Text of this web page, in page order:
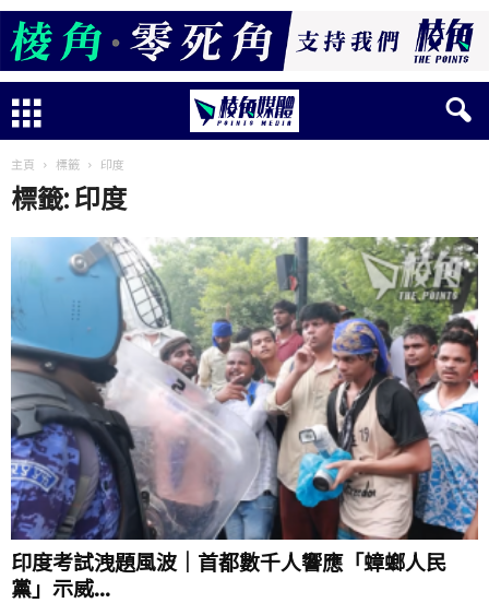
主頁 標籤 印度
標籤: 印度
印度考試洩題風波｜首都數千人響應「蟑螂人民
黨」示威...